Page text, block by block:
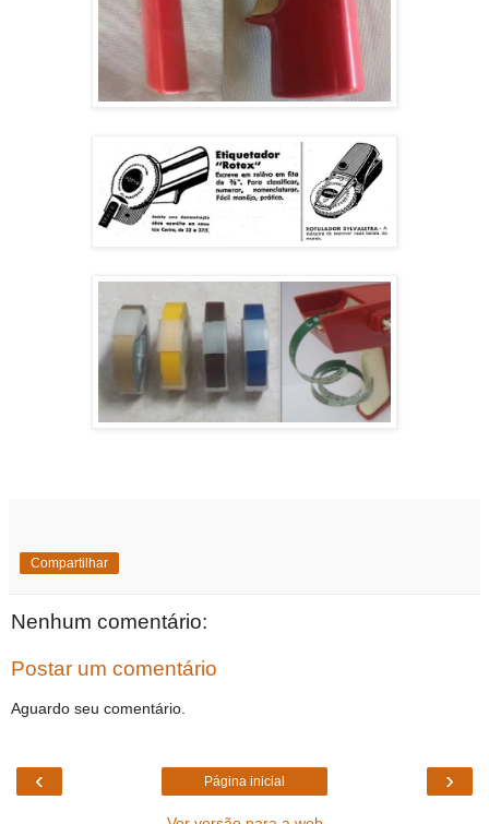
Compartilhar
Nenhum comentário:
Postar um comentário
Aguardo seu comentário.
‹ ›
Página inicial